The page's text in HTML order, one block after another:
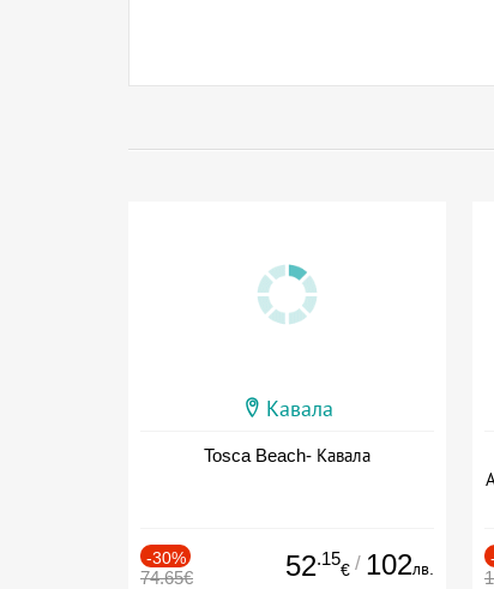
Кавала
Tosca Beach- Кавала
-30%
74.65€ 52.15
€ / 102лв.